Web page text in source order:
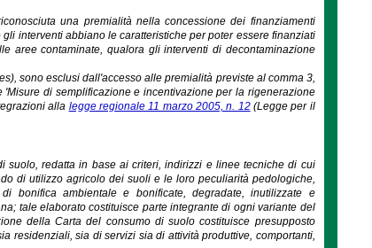
una premialità nella concessione dei finanziamenti
interventi abbiano le caratteristiche per poter essere finanziati
aree contaminate, qualora gli interventi di decontaminazione
sono esclusi dall'accesso alle premialità previste al comma 3,
di semplificazione e incentivazione per la rigenerazione
alla legge regionale 11 marzo 2005, n. 12(Legge per il
suolo, redatta in base ai criteri, indirizzi e linee tecniche di cui
di utilizzo agricolo dei suoli e le loro peculiarità pedologiche,
bonifica ambientale e bonificate, degradate, inutilizzate e
tale elaborato costituisce parte integrante di ogni variante del
della Carta del consumo di suolo costituisce presupposto
residenziali, sia di servizi sia di attività produttive, comportanti,